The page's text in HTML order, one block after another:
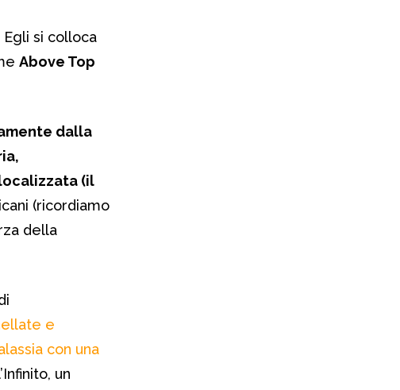
si colloca
Above Top
dalla
(il
(ricordiamo
della
e
con una
un